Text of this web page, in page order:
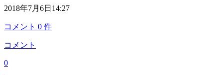
2018年7月6日14:27
コメント 0 件
コメント
0